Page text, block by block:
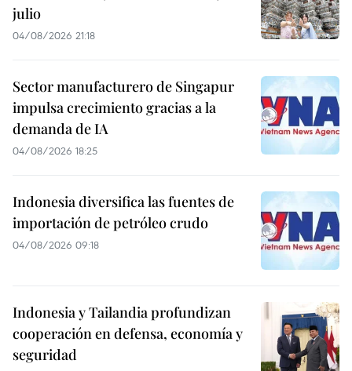
julio
04/08/2026 21:18
Sector manufacturero de Singapur
impulsa crecimiento gracias a la
demanda de IA
04/08/2026 18:25
Indonesia diversifica las fuentes de
importación de petróleo crudo
04/08/2026 09:18
Indonesia y Tailandia profundizan
cooperación en defensa, economía y
seguridad